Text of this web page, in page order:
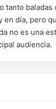
tanto baladas
día, pero
no es una
audiencia.